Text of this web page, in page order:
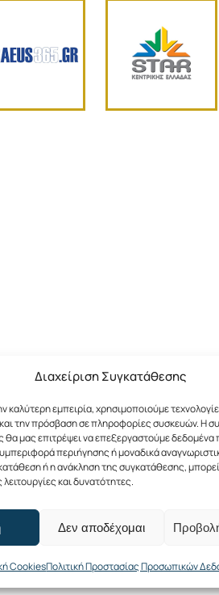
Διαχείριση Συγκατάθεσης
καλύτερη εμπειρία, χρησιμοποιούμε
την πρόσβαση σε πληροφορίες συσκευών. Η
θα μας επιτρέψει να επεξεργαστούμε
περιήγησης ή μοναδικά
ή η ανάκληση της συγκατάθεσης,
και δυνατότητες.
Δεν αποδέχομαι
CookiesΠολιτική Προστασίας Προσωπικών
Προστασίας
Cookies (ΕΕ)